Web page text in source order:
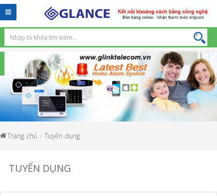
Toggle
navigation
Trang chủ Tuyển dụng
TUYỂN DỤNG